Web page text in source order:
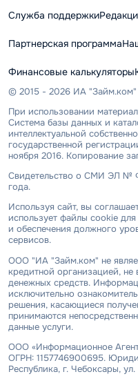
Служба поддержки
Партнерская программа
Финансовые калькуляторы
© 2015 - 2026 ИА "Займ.ком"
При использовании
Система базы данных и
интеллектуальной
государственной
ноября 2016. Копирование
Свидетельство о СМИ ЭЛ №
года.
Используя сайт, вы
использует файлы cookie
и обеспечения должного
сервисов.
ООО "ИА "Займ.ком" не
кредитной организацией,
денежных средств.
исключительно
решения, касающиеся
принимаются
данные услуги.
ООО «Информационное
ОГРН: 1157746900695.
Республика, г. Чебоксары,